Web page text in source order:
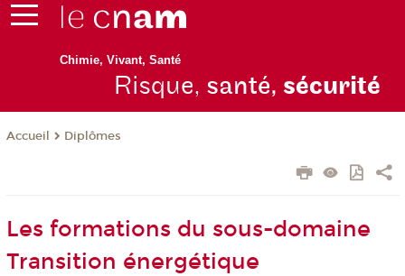
Chimie, Vivant, Santé
Risque, santé, sécurité
Accueil Diplômes
Les formations du sous-domaine
Transition énergétique